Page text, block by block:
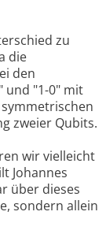
zu
die
den
und "1-0" mit
zweier Qubits.
wir vielleicht
Johannes
über dieses
sondern allein